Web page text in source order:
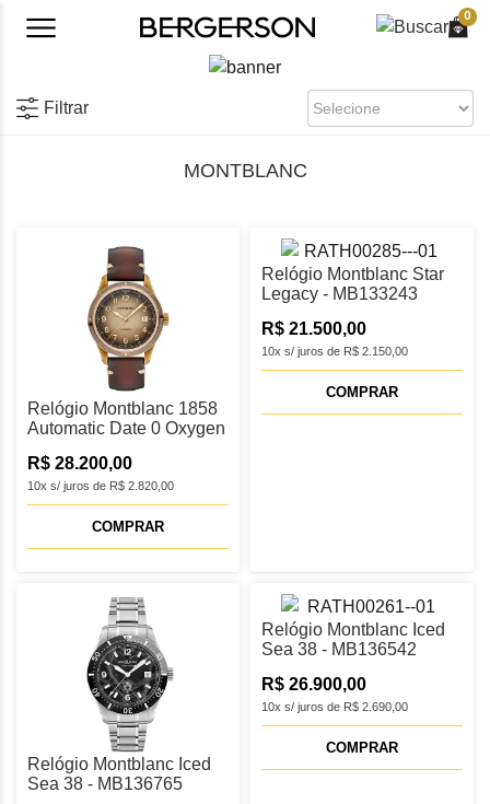
0
Filtrar
MONTBLANC
Relógio Montblanc 1858
Automatic Date 0 Oxygen
10x s/ juros de R$ 2.820,00
R$ 28.200,00
COMPRAR
Relógio Montblanc Star
Legacy - MB133243
10x s/ juros de R$ 2.150,00
R$ 21.500,00
COMPRAR
Relógio Montblanc Iced
Sea 38 - MB136765
Relógio Montblanc Iced
Sea 38 - MB136542
10x s/ juros de R$ 2.690,00
R$ 26.900,00
COMPRAR